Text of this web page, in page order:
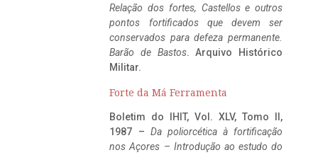
Relação dos fortes, Castellos e outros
pontos fortificados que devem ser
conservados para defeza permanente.
Barão de Bastos. Arquivo Histórico
Militar.
Forte da Má Ferramenta
Boletim do IHIT, Vol. XLV, Tomo II,
1987 – Da poliorcética à fortificação
nos Açores – Introdução ao estudo do